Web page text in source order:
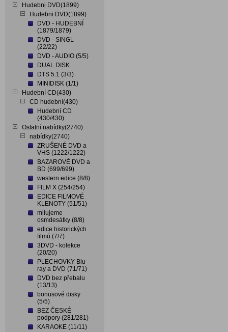
Hudebni DVD(1899)
Hudebni DVD(1899)
DVD - HUDEBNÍ
(1879/1879)
DVD - SINGL
(22/22)
DVD - AUDIO (5/5)
DUAL DISK
DTS 5.1 (3/3)
MINIDISK (1/1)
Hudební CD(430)
CD hudební(430)
Hudební CD
(430/430)
Ostatní nabídky(2740)
nabídky(2740)
ZRUŠENÉ DVD a
VHS (1222/1222)
BAZAROVÉ DVD a
BD (699/699)
western edice (8/8)
FILM X (254/254)
EDICE FILMOVÉ
KLENOTY (51/51)
milujeme
osmdesátky (8/8)
edice historických
filmů (7/7)
3DVD - kolekce
(20/20)
PLECHOVKY Blu-
ray a DVD (71/71)
DVD bez přebalu
(13/13)
bonusové disky
(5/5)
BEZ ČESKÉ
podpory (281/281)
KARAOKE (11/11)